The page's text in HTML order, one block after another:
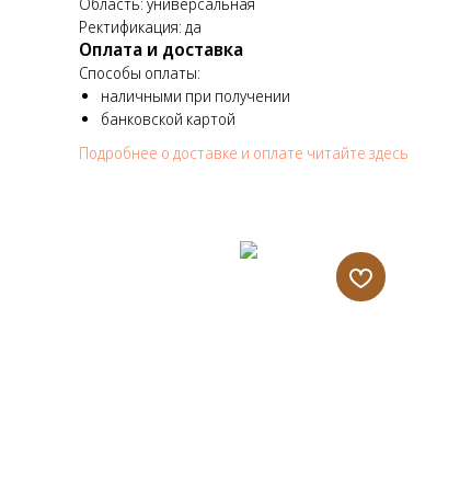
Ректификация: да
Оплата и доставка
Способы оплаты:
наличными при получении
банковской картой
Подробнее о доставке и оплате читайте здесь